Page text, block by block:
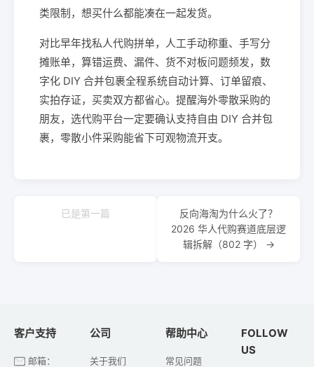
类限制，想买什么都能凑在一起发货。
对比早年找私人代购拼单，人工手动称重、手写分
摊账单，算错运费、漏件、货不对板问题频发，数
字化 DIY 合并包裹全程系统自动计算、订单留痕、
实拍存证，买卖双方都省心。提醒海外零散采购的
朋友，选代购平台一定要确认支持自由 DIY 合并包
裹，零散小件采购能省下可观物流开支。
已是第一篇
反向海淘为什么火了？
2026 华人代购赛道底层逻
辑拆解（802 字） →
客户支持
邮箱：
公司
关于我们
帮助中心
常见问题
FOLLOW
US